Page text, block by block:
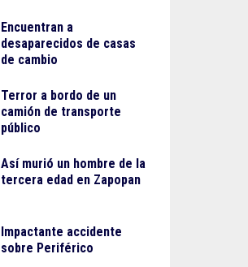
Encuentran a
desaparecidos de casas
de cambio
Terror a bordo de un
camión de transporte
público
Así murió un hombre de la
tercera edad en Zapopan
Impactante accidente
sobre Periférico